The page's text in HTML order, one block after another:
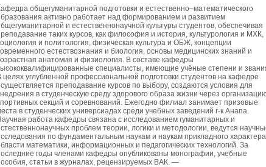
общегуманитарной подготовки и естественно–математического
активно работает над формированием и развитием
и естественнонаучной культуры студентов, обеспечивая
таких курсов, как философия и история, культурология и МХК,
и политология, физическая культура и ОБЖ, концепции
естествознания и биология, основы медицинских знаний и
анатомия и физиология. В составе кафедры
специалисты, имеющие учёные степени и
целях углубленной профессиональной подготовки студентов на кафедре
преподавание курсов по выбору, создаются условия для
в студенческую среду здорового образа жизни через
секций и соревнований. Ежегодно филиал занимает призовые
в студенческих универсиадах среди учебных заведений г-к Анапа.
работа кафедры связана с исследованием гуманитарных и
проблем теории, логики и методологии, ведутся
по фундаментальным наукам и наукам прикладного
математики, информационных и педагогических технологий. За
годы членами кафедры опубликованы монографии, учебные
статьи в журналах, рецензируемых ВАК. —